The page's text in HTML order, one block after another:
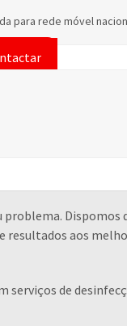
para rede móvel
problema. Dispomos
resultados aos
serviços de